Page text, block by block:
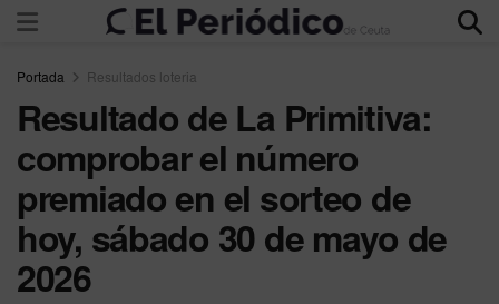
Portada Resultados loteria
Resultado de La Primitiva:
comprobar el número
premiado en el sorteo de
hoy, sábado 30 de mayo de
2026